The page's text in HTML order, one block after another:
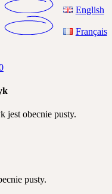
English
Français
jest obecnie pusty.
pusty.